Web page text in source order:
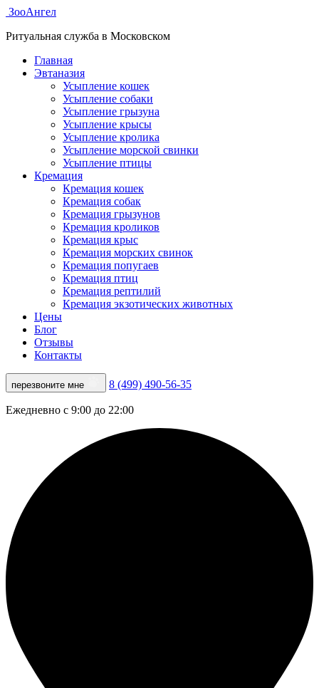
ЗооАнгел
Ритуальная служба в Московском
Главная
Эвтаназия
Усыпление кошек
Усыпление собаки
Усыпление грызуна
Усыпление крысы
Усыпление кролика
Усыпление морской свинки
Усыпление птицы
Кремация
Кремация кошек
Кремация собак
Кремация грызунов
Кремация кроликов
Кремация крыс
Кремация морских свинок
Кремация попугаев
Кремация птиц
Кремация рептилий
Кремация экзотических животных
Цены
Блог
Отзывы
Контакты
перезвоните мне 8 (499) 490-56-35
Ежедневно с 9:00 до 22:00